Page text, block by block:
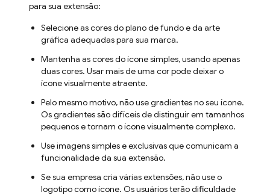
para sua extensão:
Selecione as cores do plano de fundo e da arte
gráfica adequadas para sua marca.
Mantenha as cores do ícone simples, usando apenas
duas cores. Usar mais de uma cor pode deixar o
ícone visualmente atraente.
Pelo mesmo motivo, não use gradientes no seu ícone.
Os gradientes são difíceis de distinguir em tamanhos
pequenos e tornam o ícone visualmente complexo.
Use imagens simples e exclusivas que comunicam a
funcionalidade da sua extensão.
Se sua empresa cria várias extensões, não use o
logotipo como ícone. Os usuários terão dificuldade